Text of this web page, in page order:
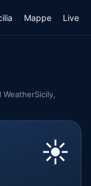
Mappe Live
☀️